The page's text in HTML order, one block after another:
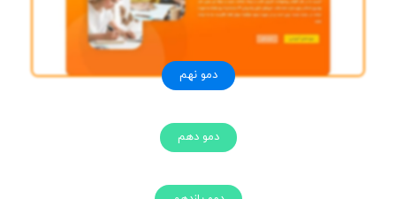
دمو نهم
دمو دهم